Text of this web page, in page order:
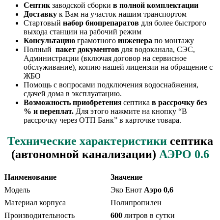
Септик заводской сборки в полной комплектации
Доставку к Вам на участок нашим транспортом
Стартовый набор биопрепаратов для более быстрого
выхода станции на рабочий режим
Консультацию грамотного инженера по монтажу
Полный пакет документов для водоканала, СЭС,
Администрации (включая договор на сервисное
обслуживание), копию нашей лицензии на обращение с
ЖБО
Помощь с вопросами подключения водоснабжения,
сдачей дома в эксплуатацию.
Возможность приобретения септика в рассрочку без
% и переплат. Для этого нажмите на кнопку “В
рассрочку через ОТП Банк” в карточке товара.
Технические характеристикисептика
(автономной канализации) АЭРО 0.6
Наименование
Значение
Модель
Эко Енот Аэро 0,6
Материал корпуса
Полипропилен
Производительность
600 литров в сутки